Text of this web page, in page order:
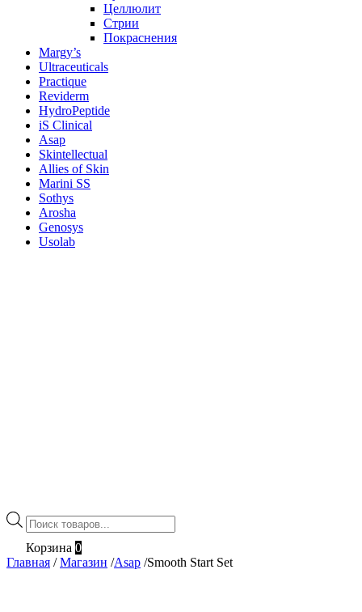
Целлюлит
Стрии
Покраснения
Margy’s
Ultraceuticals
Practique
Reviderm
HydroPeptide
iS Clinical
Asap
Skintellectual
Allies of Skin
Marini SS
Sothys
Arosha
Genosys
Usolab
Поиск
товаров
Корзина 0
Главная / Магазин /Asap /Smooth Start Set